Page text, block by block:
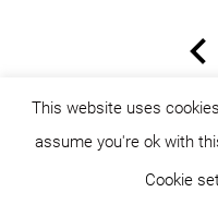
©
This website uses
assume you're ok with
Cookie